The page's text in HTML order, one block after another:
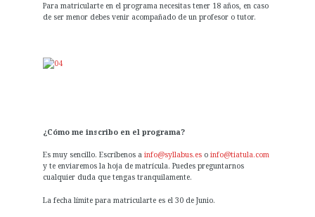
Para matricularte en el programa necesitas tener 18 años, en caso
de ser menor debes venir acompañado de un profesor o tutor.
¿Cómo me inscribo en el programa?
Es muy sencillo. Escríbenos a info@syllabus.eso info@tiatula.com
y te enviaremos la hoja de matrícula. Puedes preguntarnos
cualquier duda que tengas tranquilamente.
La fecha límite para matricularte es el 30 de Junio.